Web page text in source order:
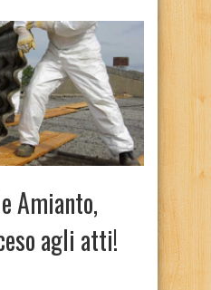
Amianto,
agli atti!